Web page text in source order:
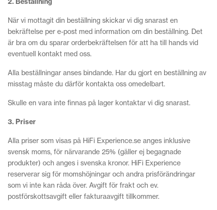
När vi mottagit din beställning skickar vi dig snarast en
bekräftelse per e-post med information om din beställning. Det
är bra om du sparar orderbekräftelsen för att ha till hands vid
eventuell kontakt med oss.
Alla beställningar anses bindande. Har du gjort en beställning av
misstag måste du därför kontakta oss omedelbart.
Skulle en vara inte finnas på lager kontaktar vi dig snarast.
3. Priser
Alla priser som visas på HiFi Experience.se anges inklusive
svensk moms, för närvarande 25% (gäller ej begagnade
produkter) och anges i svenska kronor. HiFi Experience
reserverar sig för momshöjningar och andra prisförändringar
som vi inte kan råda över. Avgift för frakt och ev.
postförskottsavgift eller fakturaavgift tillkommer.